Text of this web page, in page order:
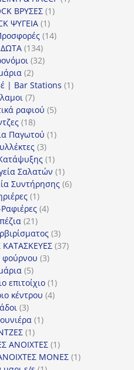
ΒΡΥΣΕΣ 11
ΨΥΓΕΙΑ 11
προϊόν
1414
134134
προϊόντα
3232
22
προϊόντα
| Bar Stations 11
77
προϊόντα
ραφιού 55
1818
προϊόντα
Παγωτού 11
33
προϊόντα
11
προϊόν
Σαλατών 11
προϊόν
Συντήρησης 66
11
προϊόν
44
2121
προϊόντα
33
προϊόντα
3737
φούρνου 33
55
προϊόντα
επιτοίχιο 11
προϊόν
κέντρου 44
33
προϊόντα
11
11
προϊόν
ΑΝΟΙΧΤΕΣ 11
προϊόν
ΜΟΝΕΣ 11